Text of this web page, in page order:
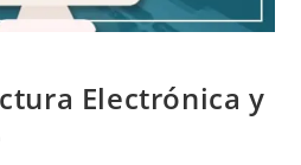
Electrónica y